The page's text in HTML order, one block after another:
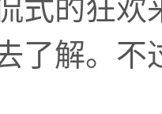
式的狂
了解。不